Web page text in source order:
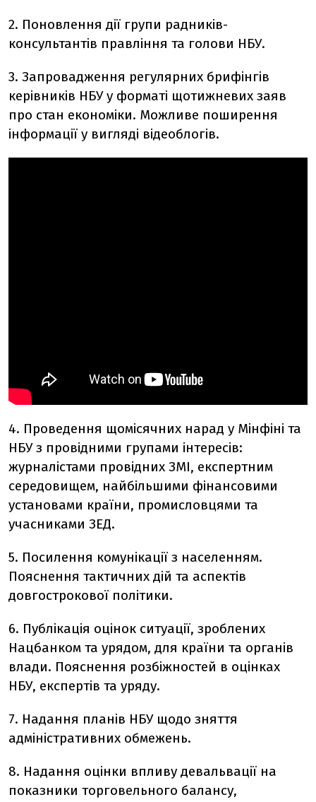
2. Поновлення дії групи радників-
консультантів правління та голови НБУ.
3. Запровадження регулярних брифінгів
керівників НБУ у форматі щотижневих заяв
про стан економіки. Можливе поширення
інформації у вигляді відеоблогів.
4. Проведення щомісячних нарад у Мінфіні та
НБУ з провідними групами інтересів:
журналістами провідних ЗМІ, експертним
середовищем, найбільшими фінансовими
установами країни, промисловцями та
учасниками ЗЕД.
5. Посилення комунікації з населенням.
Пояснення тактичних дій та аспектів
довгострокової політики.
6. Публікація оцінок ситуації, зроблених
Нацбанком та урядом, для країни та органів
влади. Пояснення розбіжностей в оцінках
НБУ, експертів та уряду.
7. Надання планів НБУ щодо зняття
адміністративних обмежень.
8. Надання оцінки впливу девальвації на
показники торговельного балансу,